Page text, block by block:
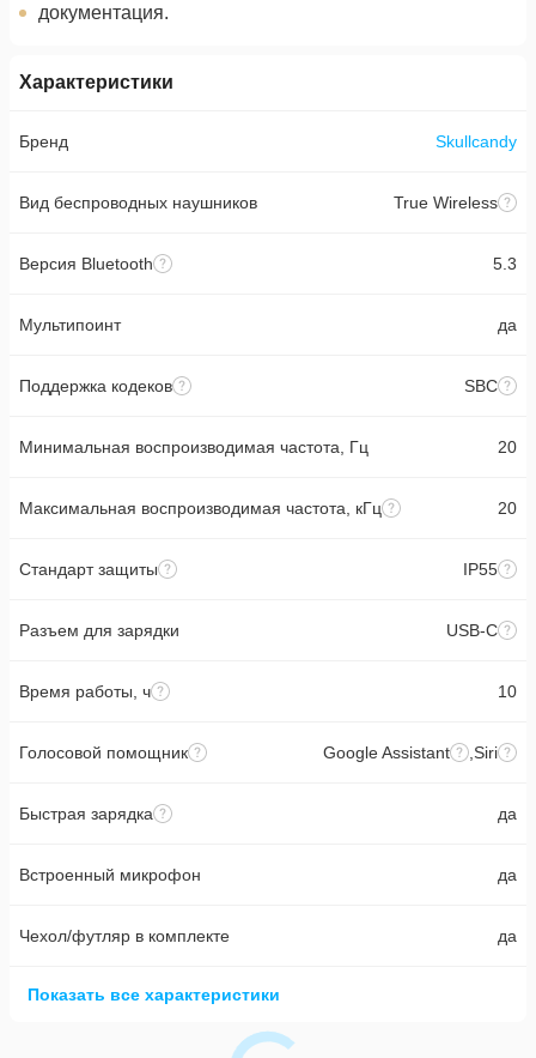
документация.
Характеристики
Бренд Skullcandy
Вид беспроводных наушников True Wireless
Версия Bluetooth 5.3
Мультипоинт да
Поддержка кодеков SBC
Минимальная воспроизводимая частота, Гц 20
Максимальная воспроизводимая частота, кГц 20
Стандарт защиты IP55
Разъем для зарядки USB-C
Время работы, ч 10
Голосовой помощник Google Assistant Siri
Быстрая зарядка да
Встроенный микрофон да
Чехол/футляр в комплекте да
Показать все характеристики